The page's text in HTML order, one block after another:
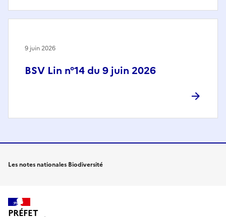
BSV Lin n°14 du 9 juin 2026
9 juin 2026
Les notes nationales Biodiversité
PRÉFET